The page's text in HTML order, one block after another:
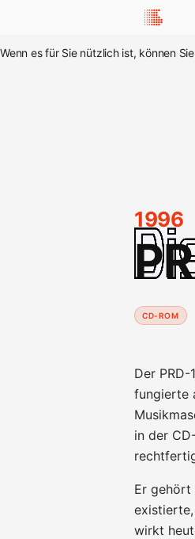
Wenn es für Sie nützlich ist, können
1996
CD-ROM
Der
fungierte
in der
Er gehört
wirkt